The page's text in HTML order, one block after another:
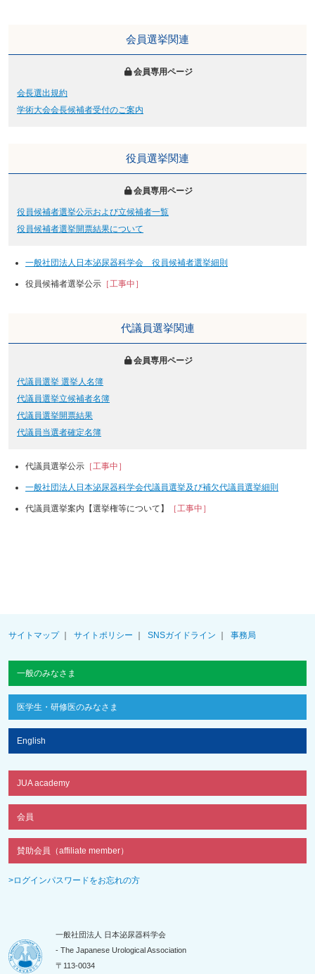
会員選挙関連
会員専用ページ
会長選出規約
学術大会会長候補者受付のご案内
役員選挙関連
会員専用ページ
役員候補者選挙公示および立候補者一覧
役員候補者選挙開票結果について
一般社団法人日本泌尿器科学会 役員候補者選挙細則
役員候補者選挙公示 ［工事中］
代議員選挙関連
会員専用ページ
代議員選挙 選挙人名簿
代議員選挙立候補者名簿
代議員選挙開票結果
代議員当選者確定名簿
代議員選挙公示 ［工事中］
一般社団法人日本泌尿器科学会代議員選挙及び補欠代議員選挙細則
代議員選挙案内【選挙権等について】 ［工事中］
サイトマップ サイトポリシー SNSガイドライン 事務局
一般のみなさま
医学生・研修医のみなさま
English
JUA academy
会員
賛助会員（affiliate member）
>ログインパスワードをお忘れの方
一般社団法人 日本泌尿器科学会
- The Japanese Urological Association
〒113-0034